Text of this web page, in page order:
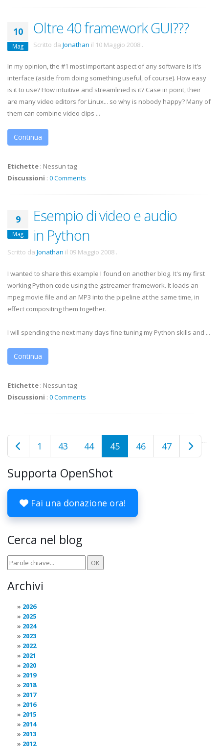
10
Mag
Oltre 40 framework GUI???
Scritto da Jonathan il 10 Maggio 2008 .
In my opinion, the #1 most important aspect of any software is it's
interface (aside from doing something useful, of course). How easy
is it to use? How intuitive and streamlined is it? Case in point, their
are many video editors for Linux... so why is nobody happy? Many of
them can combine video clips ...
Continua
Etichette : Nessun tag
Discussioni : 0 Comments
9
Mag
Esempio di video e audio
in Python
Scritto da Jonathan il 09 Maggio 2008 .
I wanted to share this example I found on another blog. It's my first
working Python code using the gstreamer framework. It loads an
mpeg movie file and an MP3 into the pipeline at the same time, in
effect compositing them together.
I will spending the next many days fine tuning my Python skills and ...
Continua
Etichette : Nessun tag
Discussioni : 0 Comments
1 …
43 44 45 46 47
Supporta OpenShot
Fai una donazione ora!
Cerca nel blog
Archivi
2026
2025
2024
2023
2022
2021
2020
2019
2018
2017
2016
2015
2014
2013
2012